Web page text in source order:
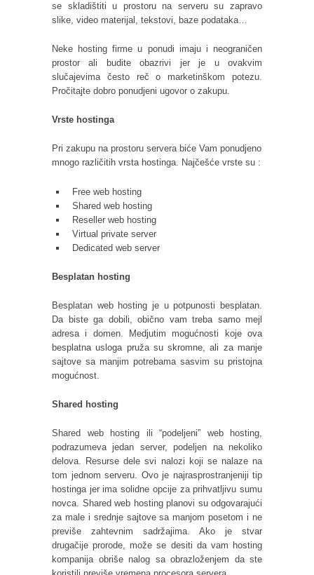
se skladištiti u prostoru na serveru su zapravo
slike, video materijal, tekstovi, baze podataka…
Neke hosting firme u ponudi imaju i neograničen
prostor ali budite obazrivi jer je u ovakvim
slučajevima često reč o marketinškom potezu.
Pročitajte dobro ponudjeni ugovor o zakupu.
Vrste hostinga
Pri zakupu na prostoru servera biće Vam ponudjeno
mnogo različitih vrsta hostinga. Najčešće vrste su :
Free web hosting
Shared web hosting
Reseller web hosting
Virtual private server
Dedicated web server
Besplatan hosting
Besplatan web hosting je u potpunosti besplatan.
Da biste ga dobili, obično vam treba samo mejl
adresa i domen. Medjutim mogućnosti koje ova
besplatna usloga pruža su skromne, ali za manje
sajtove sa manjim potrebama sasvim su pristojna
mogućnost.
Shared hosting
Shared web hosting ili “podeljeni” web hosting,
podrazumeva jedan server, podeljen na nekoliko
delova. Resurse dele svi nalozi koji se nalaze na
tom jednom serveru. Ovo je najrasprostranjeniji tip
hostinga jer ima solidne opcije za prihvatljivu sumu
novca. Shared web hosting planovi su odgovarajući
za male i srednje sajtove sa manjom posetom i ne
previše zahtevnim sadržajima. Ako je stvar
drugačije prorode, može se desiti da vam hosting
kompanija obriše nalog sa obrazloženjem da ste